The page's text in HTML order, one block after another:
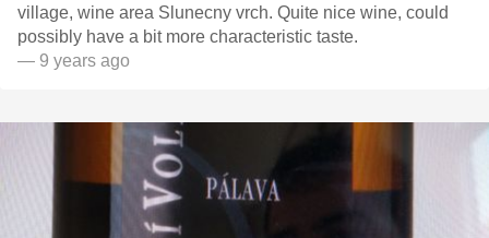
village, wine area Slunecny vrch. Quite nice wine, could
possibly have a bit more characteristic taste.
— 9 years ago